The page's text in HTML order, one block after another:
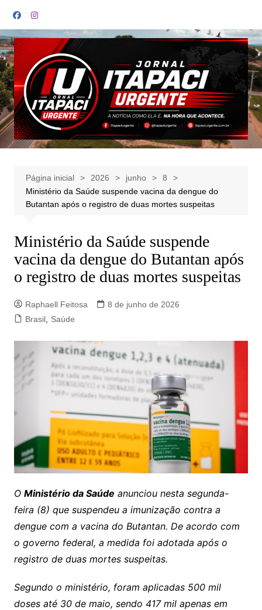
para
o
conteúdo
Página inicial 2026 junho
8
Ministério da Saúde suspende vacina da dengue do
Butantan após o registro de duas mortes suspeitas
Ministério da Saúde suspende
vacina da dengue do Butantan após
o registro de duas mortes suspeitas
Raphaell Feitosa
8 de junho de 2026
Brasil, Saúde
O Ministério da Saúde anunciou nesta segunda-
feira (8) que suspendeu a imunização contra a
dengue com a vacina do Butantan. De acordo com
o governo federal, a medida foi adotada após o
registro de duas mortes suspeitas.
Segundo o ministério, foram aplicadas 500 mil
doses até 30 de maio, sendo 417 mil apenas em